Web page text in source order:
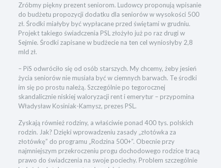
Zróbmy piękny prezent seniorom. Ludowcy proponują wpisanie
do budżetu propozycji dodatku dla seniorów w wysokości 500
zł. Środki miałyby być wypłacane przed świętami w grudniu.
Projekt takiego świadczenia PSL złożyło już po raz drugi w
Sejmie. Środki zapisane w budżecie na ten cel wyniosłyby 2,8
mld zł.
– PiS odwróciło się od osób starszych. My chcemy, żeby jesień
życia seniorów nie musiała być w ciemnych barwach. Te środki
im się po prostu należą. Szczególnie po tegorocznej
skandalicznie niskiej waloryzacji rent i emerytur – przypomina
Władysław Kosiniak-Kamysz, prezes PSL.
Zyskają również rodziny, a właściwie ponad 400 tys. polskich
rodzin. Jak? Dzięki wprowadzeniu zasady „złotówka za
złotówkę” do programu „Rodzina 500+”. Obecnie przy
najmniejszym przekroczeniu progu dochodowego rodzice tracą
prawo do świadczenia na swoje pociechy. Problem szczególnie